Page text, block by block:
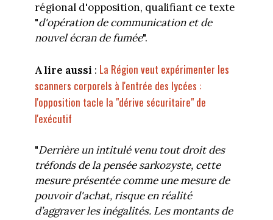
régional d'opposition, qualifiant ce texte
"d'opération de communication et de
nouvel écran de fumée".
A lire aussi : La Région veut expérimenter les
scanners corporels à l'entrée des lycées :
l'opposition tacle la "dérive sécuritaire" de
l'exécutif
"Derrière un intitulé venu tout droit des
tréfonds de la pensée sarkozyste, cette
mesure présentée comme une mesure de
pouvoir d'achat, risque en réalité
d’aggraver les inégalités. Les montants de